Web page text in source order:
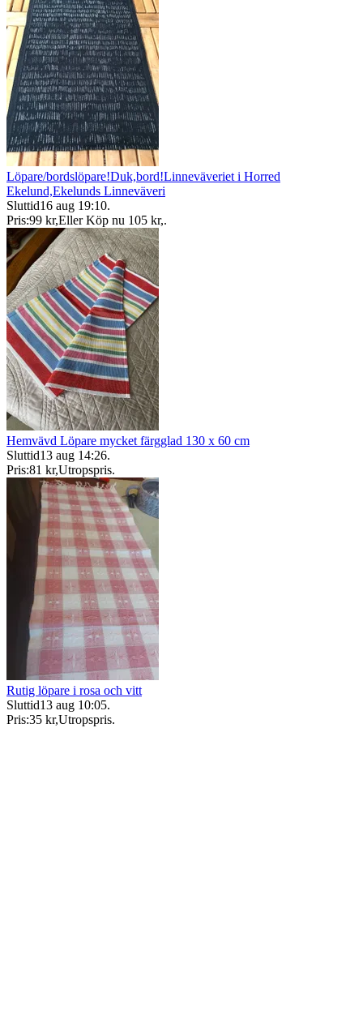
Löpare/bordslöpare!Duk,bord!Linneväveriet i Horred
Ekelund,Ekelunds Linneväveri
Sluttid16 aug 19:10.
Pris:99 kr,Eller Köp nu 105 kr,.
Hemvävd Löpare mycket färgglad 130 x 60 cm
Sluttid13 aug 14:26.
Pris:81 kr,Utropspris.
Rutig löpare i rosa och vitt
Sluttid13 aug 10:05.
Pris:35 kr,Utropspris.